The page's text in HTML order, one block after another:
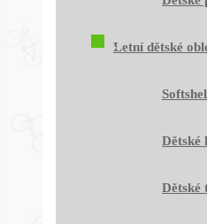
Letní dětské
Dětské
Dětské